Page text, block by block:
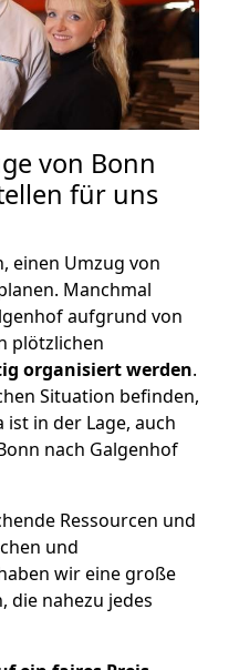
von Bonn
für uns
einen Umzug von
Manchmal
aufgrund von
plötzlichen
organisiert werden.
Situation befinden,
ist in der Lage, auch
nach Galgenhof
Ressourcen und
und
wir eine große
die nahezu jedes